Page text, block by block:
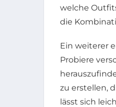
welche
die
Ein weiterer
Probiere
zu erstellen,
lässt sich